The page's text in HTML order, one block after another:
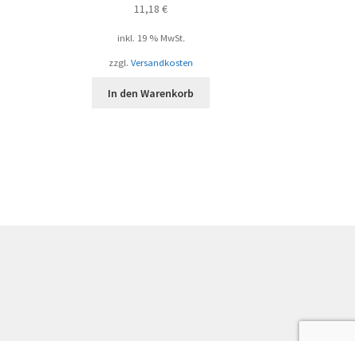
11,18€
inkl. 19 % MwSt.
zzgl.Versandkosten
In den Warenkorb